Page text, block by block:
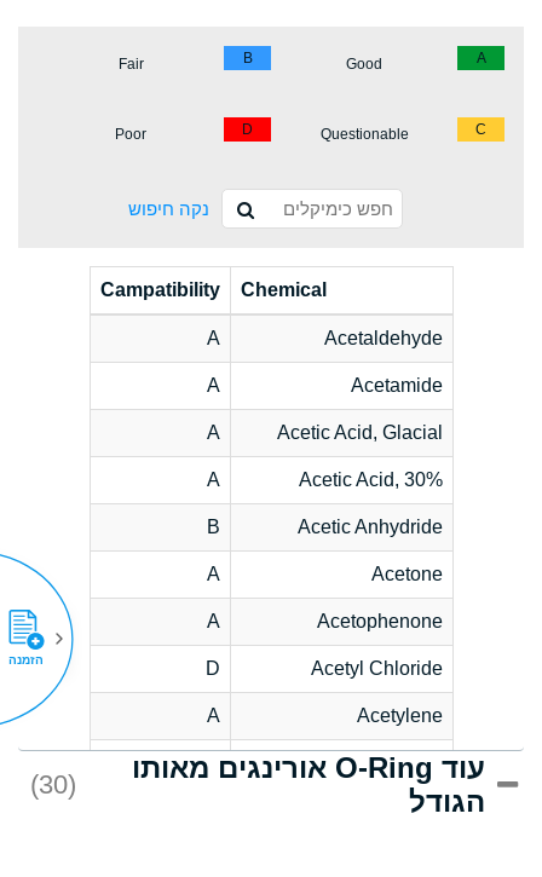
A
Good
B
Fair
C
Questionable
D
Poor
נקה חיפוש
Chemical
Campatibility
Acetaldehyde
A
Acetamide
A
Acetic Acid, Glacial
A
Acetic Acid, 30%
A
Acetic Anhydride
B
Acetone
A
Acetophenone
A
Acetyl Chloride
D
Acetylene
A
Acrlylonitrile
D
Adipic Acid
עוד O-Ring אורינגים מאותו
הגודל
(30)
הזמנה